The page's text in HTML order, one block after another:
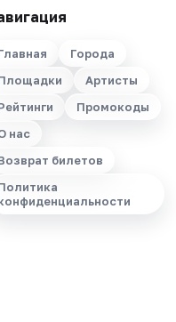
Города
Артисты
Промокоды
нас
билетов